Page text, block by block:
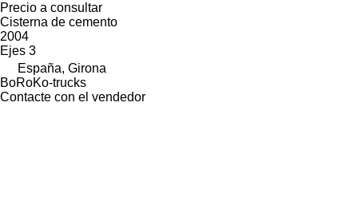
Precio a consultar
Cisterna de cemento
2004
Ejes 3
España, Girona
BoRoKo-trucks
Contacte con el vendedor